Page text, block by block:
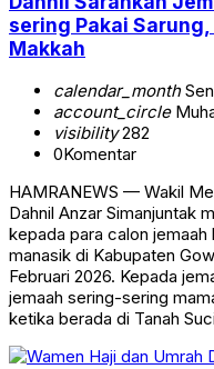
sering Pakai
Makkah
calendar_month
account_circle
visibility282
0Komentar
HAMRANEWS — Wakil
Dahnil Anzar Simanjuntak
kepada para calon
manasik di Kabupaten
Februari 2026. Kepada
jemaah sering-sering
ketika berada di Tanah